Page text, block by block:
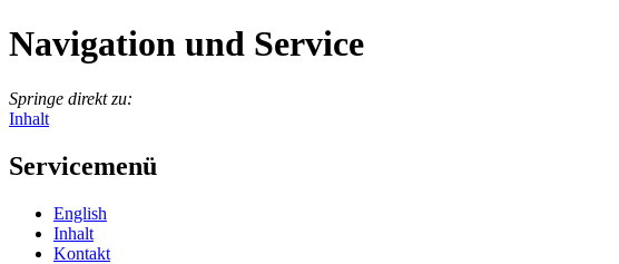
Navigation und Service
Springe direkt zu:
Inhalt
Servicemenü
English
In­halt
Kon­takt